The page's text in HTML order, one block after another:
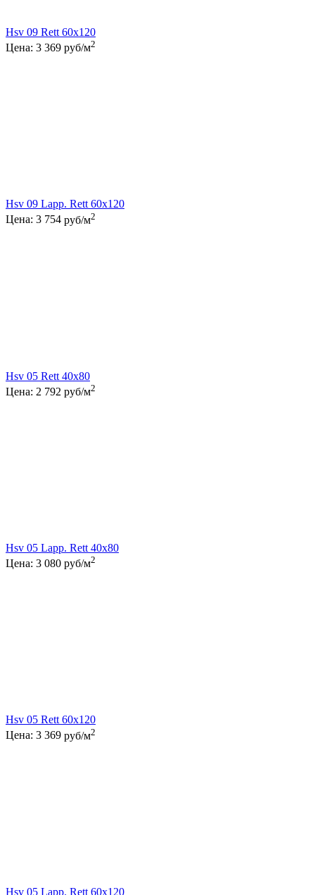
Hsv 09 Rett 60x120
Цена: 3 369 руб/м2
Hsv 09 Lapp. Rett 60x120
Цена: 3 754 руб/м2
Hsv 05 Rett 40x80
Цена: 2 792 руб/м2
Hsv 05 Lapp. Rett 40x80
Цена: 3 080 руб/м2
Hsv 05 Rett 60x120
Цена: 3 369 руб/м2
Hsv 05 Lapp. Rett 60x120